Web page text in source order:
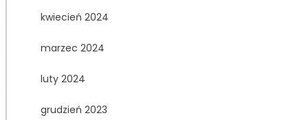
kwiecień 2024
marzec 2024
luty 2024
grudzień 2023